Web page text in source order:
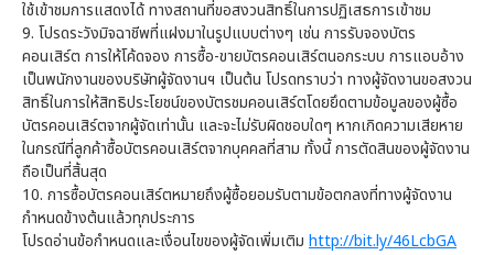
ใช้เข้าชมการแสดงได้ ทางสถานที่ขอสงวนสิทธิ์ในการปฏิเสธการเข้าชม
9. โปรดระวังมิจฉาชีพที่แฝงมาในรูปแบบต่างๆ เช่น การรับจองบัตร
คอนเสิร์ต การให้โค้ดจอง การซื้อ-ขายบัตรคอนเสิร์ตนอกระบบ การแอบอ้าง
เป็นพนักงานของบริษัทผู้จัดงานฯ เป็นต้น โปรดทราบว่า ทางผู้จัดงานขอสงวน
สิทธิ์ในการให้สิทธิประโยชน์ของบัตรชมคอนเสิร์ตโดยยึดตามข้อมูลของผู้ซื้อ
บัตรคอนเสิร์ตจากผู้จัดเท่านั้น และจะไม่รับผิดชอบใดๆ หากเกิดความเสียหาย
ในกรณีที่ลูกค้าซื้อบัตรคอนเสิร์ตจากบุคคลที่สาม ทั้งนี้ การตัดสินของผู้จัดงาน
ถือเป็นที่สิ้นสุด
10. การซื้อบัตรคอนเสิร์ตหมายถึงผู้ซื้อยอมรับตามข้อตกลงที่ทางผู้จัดงาน
กำหนดข้างต้นแล้วทุกประการ
โปรดอ่านข้อกำหนดและเงื่อนไขของผู้จัดเพิ่มเติม http://bit.ly/46LcbGA